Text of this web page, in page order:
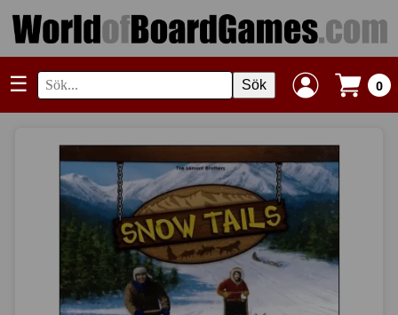
☰ Sök 0